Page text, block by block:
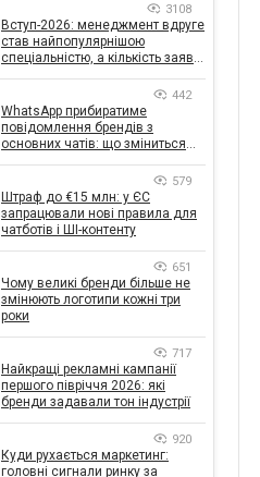
3108
Вступ-2026: менеджмент вдруге
став найпопулярнішою
спеціальністю, а кількість заяв
442
WhatsApp прибиратиме
повідомлення брендів з
основних чатів: що зміниться
579
Штраф до €15 млн: у ЄС
запрацювали нові правила для
чатботів і ШІ-контенту
651
Чому великі бренди більше не
змінюють логотипи кожні три
роки
717
Найкращі рекламні кампанії
першого півріччя 2026: які
бренди задавали тон індустрії
920
Куди рухається маркетинг:
головні сигнали ринку за